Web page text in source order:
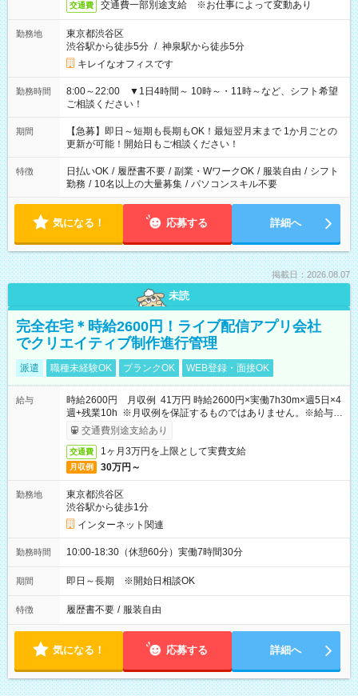
交通費 交通費一部別途支給 ※お仕事によって変動あり
勤務地
東京都渋谷区
渋谷駅から徒歩5分 / 神泉駅から徒歩5分
キレイなオフィスです
勤務時間
8:00～22:00 ▼1日4時間～ 10時～・11時～など、シフト希望
ご相談ください！
期間
【急募】即日～短期も長期もOK！最短翌月末まで 1か月ごとの
更新が可能！開始日もご相談ください！
特徴 日払いOK / 履歴書不要 / 副業・WワークOK / 服装自由 / シフト
勤務 / 10名以上の大量募集 / パソコンスキル不要
気になる！ 応募する 詳細へ
掲載日：2026.08.07
未読
完全在宅＊時給2600円！ライブ配信アプリ会社
でクリエイティブ制作進行管理
派遣 職種未経験OK ブランクOK WEB登録・面接OK
給与
時給2600円 月収例 41万円 時給2600円×実働7h30m×週5日×4
週+残業10h ※月収例を保証するものではありません。※給与即
受取りサービス利用可（利用条件有）
交通費別途支給あり
交通費 1ヶ月3万円を上限として実費支給
月収例 30万円～
勤務地
東京都渋谷区
渋谷駅から徒歩1分
インターネット関連
勤務時間 10:00-18:30（休憩60分）実働7時間30分
期間 即日～長期 ※開始日相談OK
特徴 履歴書不要 / 服装自由
気になる！ 応募する 詳細へ